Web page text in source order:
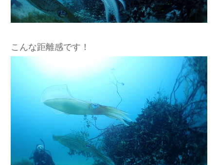
こんな距離感です！